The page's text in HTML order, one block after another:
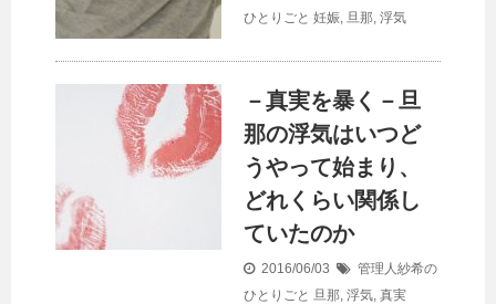
ひとりごと 妊娠, 旦那, 浮気
－真実を暴く－旦
那の浮気はいつど
うやって始まり、
どれくらい関係し
ていたのか
2016/06/03
管理人紗希の
ひとりごと 旦那, 浮気, 真実